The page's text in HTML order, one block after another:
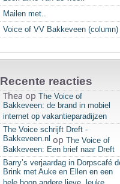
Mailen met..
Voice of VV Bakkeveen (column)
Recente reacties
Thea op The Voice of
Bakkeveen: de brand in mobiel
internet op vakantieparadijzen
The Voice schrijft Dreft -
Bakkeveen.nl op The Voice of
Bakkeveen: Een brief naar Dreft
Barry’s verjaardag in Dorpscafé
Brink met Auke en Ellen en een